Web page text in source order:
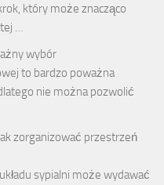
który może znacząco
…
wybór
to bardzo poważna
nie można pozwolić
zorganizować przestrzeń
sypialni może wydawać